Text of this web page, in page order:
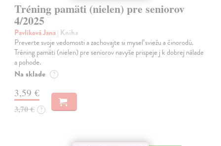
Tréning pamäti (nielen) pre seniorov
4/2025
Pavlíková Jana| Kniha
Preverte svoje vedomosti a zachovajte si myseľ sviežu a činorodú.
Tréning pamäti (nielen) pre seniorov navyše prispeje j k dobrej nálade
a pohode.
Na sklade ?
3,59 €
3,70 € ?